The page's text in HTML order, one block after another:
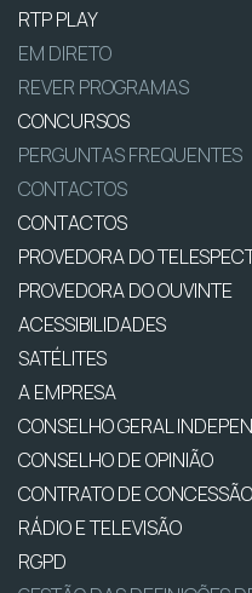
RTP PLAY
EM DIRETO
REVER PROGRAMAS
CONCURSOS
PERGUNTAS FREQUENTES
CONTACTOS
CONTACTOS
PROVEDORA DO
PROVEDORA DO OUVINTE
ACESSIBILIDADES
SATÉLITES
A EMPRESA
CONSELHO GERAL
CONSELHO DE OPINIÃO
CONTRATO DE
RÁDIO E TELEVISÃO
RGPD